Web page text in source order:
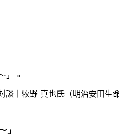
」
»
｜牧野 真也氏（明治安田生
」